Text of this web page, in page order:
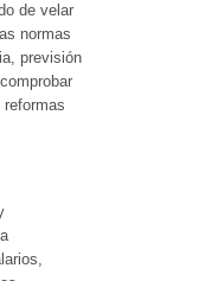
de velar
normas
previsión